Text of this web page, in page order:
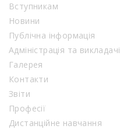
Вступникам
Новини
Публічна інформація
Адміністрація та викладачі
Галерея
Контакти
Звіти
Професії
Дистанційне навчання